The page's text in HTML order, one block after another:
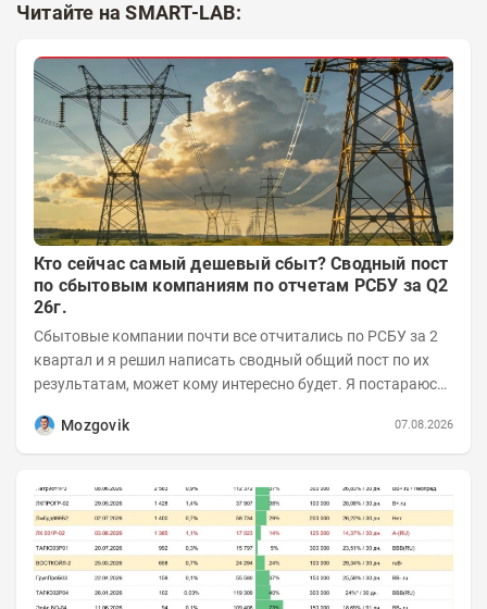
Читайте на SMART-LAB:
Кто сейчас самый дешевый сбыт? Сводный пост
по сбытовым компаниям по отчетам РСБУ за Q2
26г.
Сбытовые компании почти все отчитались по РСБУ за 2
квартал и я решил написать сводный общий пост по их
результатам, может кому интересно будет. Я постараюсь
Mozgovik
07.08.2026